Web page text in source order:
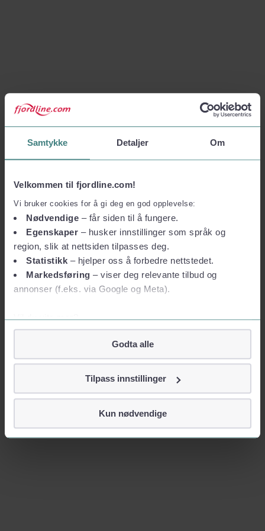
Samtykke Detaljer Om
Velkommen til fjordline.com!
Vi bruker cookies for å gi deg en god opplevelse:
Nødvendige – får siden til å fungere.
Egenskaper – husker innstillinger som språk og
region, slik at nettsiden tilpasses deg.
Statistikk – hjelper oss å forbedre nettstedet.
Markedsføring – viser deg relevante tilbud og
annonser (f.eks. via Google og Meta).
Vil du vite mer?
Om informasjonskapsler
Googles retningslinjer for personvern
Vi tar ditt personvern på alvor
identifiserer deg, som navn eller telefonnummer.
Godta alle
Tilpass innstillinger
Kun nødvendige